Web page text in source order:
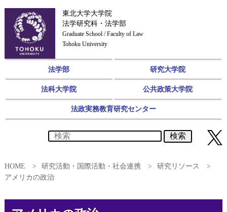
東北大学大学院
法学研究科・法学部
Graduate School / Faculty of Law
Tohoku University
法学部 研究大学院
法科大学院 公共政策大学院
法政実務教育研究センター
検索
HOME 研究活動・国際活動・社会連携
研究リソース
アメリカの政治